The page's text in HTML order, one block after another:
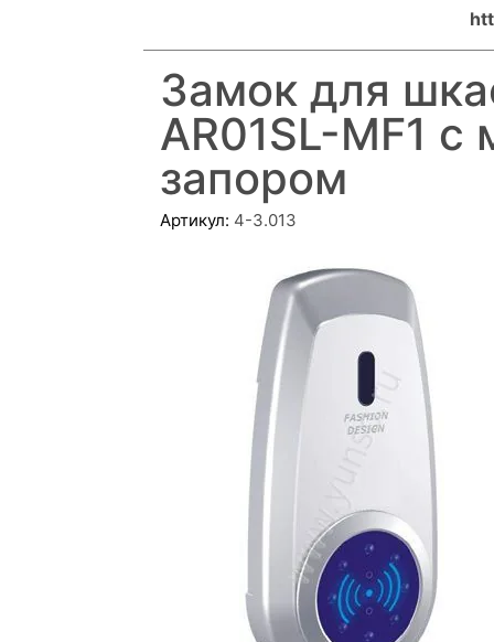
Замок для
AR01SL-MF1
запором
Артикул: 4-3.013